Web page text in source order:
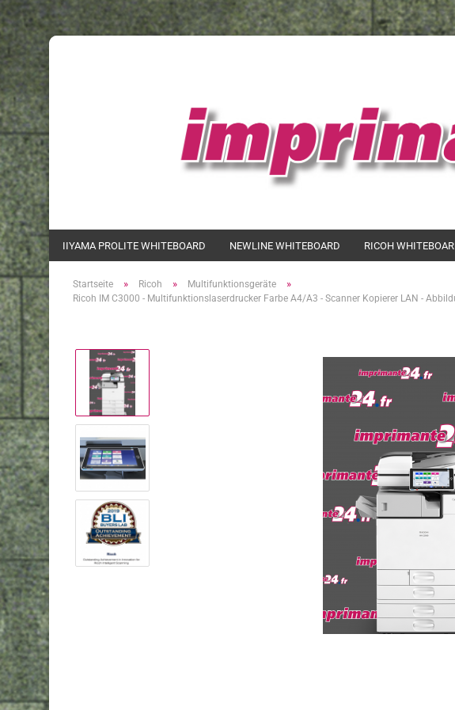
IIYAMA PROLITE WHITEBOARD NEWLINE WHITEBOARD RICOH
Startseite » Ricoh » Multifunktionsgeräte »
Ricoh IM C3000 - Multifunktionslaserdrucker Farbe A4/A3 - Scanner Kopierer LAN -